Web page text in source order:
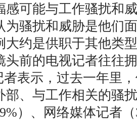
感可能与工作骚扰和
为骚扰和威胁是他们
大约是供职于其他类
头前的电视记者往往
者表示，过去一年里
部、与工作相关的骚
）、网络媒体记者